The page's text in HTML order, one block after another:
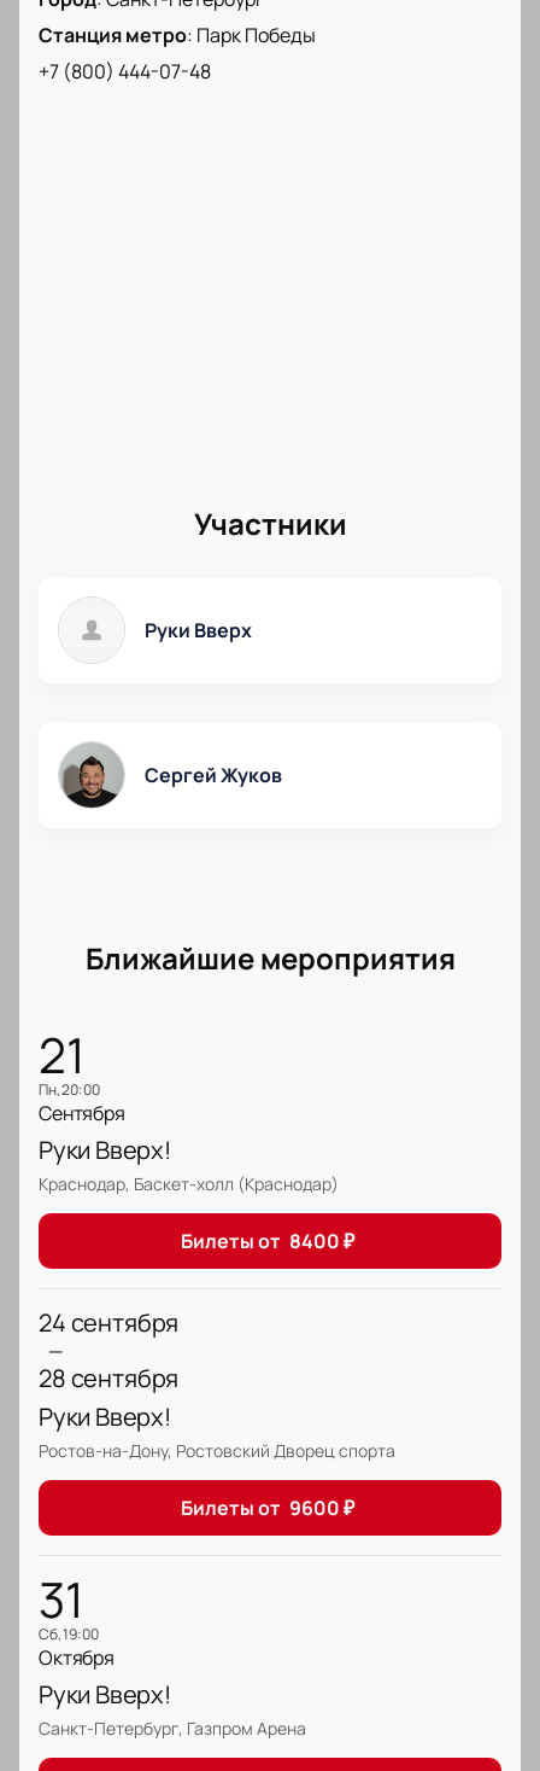
Станция метро: Парк Победы
+7 (800) 444-07-48
Участники
Руки Вверх
Сергей Жуков
Ближайшие мероприятия
21
пн, 20:00
Сентября
Руки Вверх!
Краснодар, Баскет-холл (Краснодар)
Билеты от 8400₽
24 сентября
—
28 сентября
Руки Вверх!
Ростов-на-Дону, Ростовский Дворец спорта
Билеты от 9600₽
31
сб, 19:00
Октября
Руки Вверх!
Санкт-Петербург, Газпром Арена